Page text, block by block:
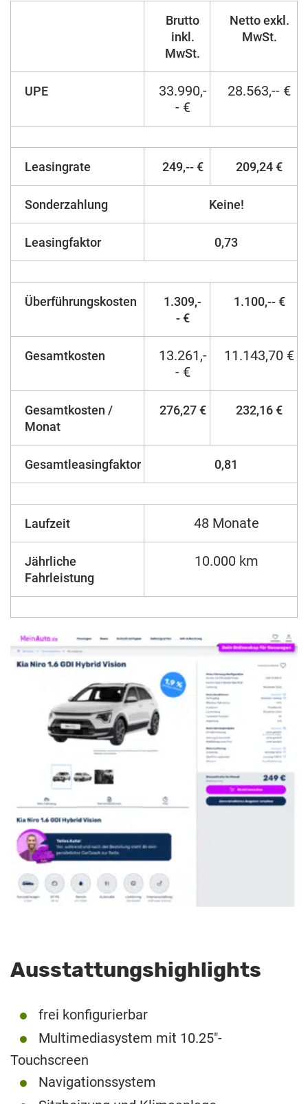
Brutto
inkl.
MwSt.
Netto exkl.
MwSt.
UPE
33.990,-
- €
28.563,-- €
Leasingrate 249,-- € 209,24 €
Sonderzahlung Keine!
Leasingfaktor 0,73
Überführungskosten
1.309,-
- €
1.100,-- €
Gesamtkosten
13.261,-
- €
11.143,70 €
Gesamtkosten /
Monat
276,27 € 232,16 €
Gesamtleasingfaktor 0,81
Laufzeit 48 Monate
Jährliche
Fahrleistung
10.000 km
Ausstattungshighlights
frei konfigurierbar
Multimediasystem mit 10.25″-
Touchscreen
Navigationssystem